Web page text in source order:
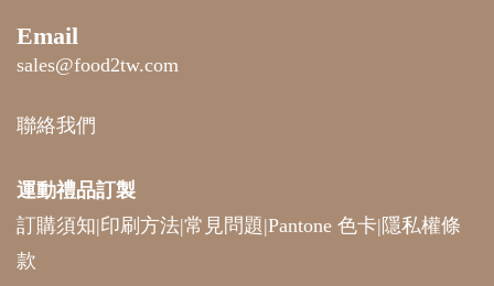
Email
sales@food2tw.com
聯絡我們
運動禮品訂製
訂購須知|印刷方法|常見問題|Pantone 色卡| 隱私權條
款